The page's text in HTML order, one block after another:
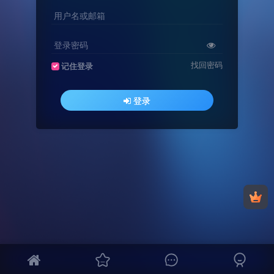
用户名或邮箱
登录密码
记住登录 找回密码
登录